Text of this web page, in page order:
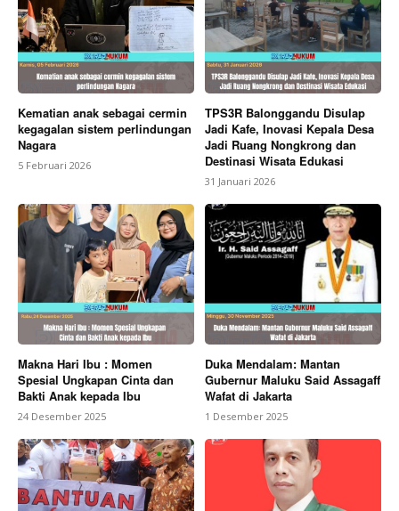
Kematian anak sebagai cermin
kegagalan sistem perlindungan
Nagara
5 Februari 2026
TPS3R Balonggandu Disulap
Jadi Kafe, Inovasi Kepala Desa
Jadi Ruang Nongkrong dan
Destinasi Wisata Edukasi
31 Januari 2026
Makna Hari Ibu : Momen
Spesial Ungkapan Cinta dan
Bakti Anak kepada Ibu
24 Desember 2025
Duka Mendalam: Mantan
Gubernur Maluku Said Assagaff
Wafat di Jakarta
1 Desember 2025